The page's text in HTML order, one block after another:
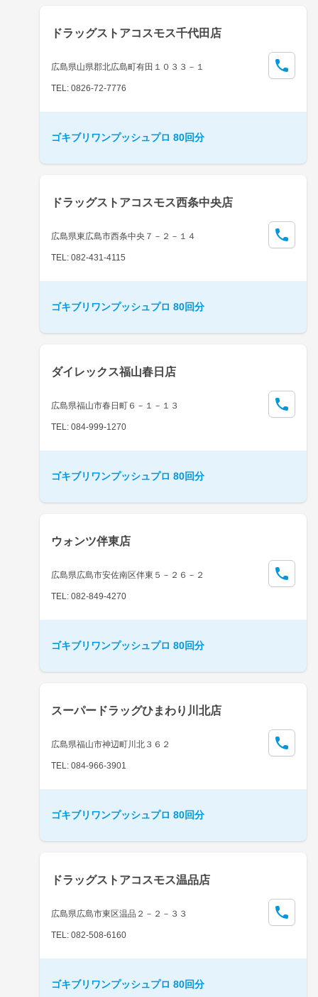
ドラッグストアコスモス千代田店
広島県山県郡北広島町有田１０３３－１
TEL: 0826-72-7776
ゴキブリワンプッシュプロ 80回分
ドラッグストアコスモス西条中央店
広島県東広島市西条中央７－２－１４
TEL: 082-431-4115
ゴキブリワンプッシュプロ 80回分
ダイレックス福山春日店
広島県福山市春日町６－１－１３
TEL: 084-999-1270
ゴキブリワンプッシュプロ 80回分
ウォンツ伴東店
広島県広島市安佐南区伴東５－２６－２
TEL: 082-849-4270
ゴキブリワンプッシュプロ 80回分
スーパードラッグひまわり川北店
広島県福山市神辺町川北３６２
TEL: 084-966-3901
ゴキブリワンプッシュプロ 80回分
ドラッグストアコスモス温品店
広島県広島市東区温品２－２－３３
TEL: 082-508-6160
ゴキブリワンプッシュプロ 80回分